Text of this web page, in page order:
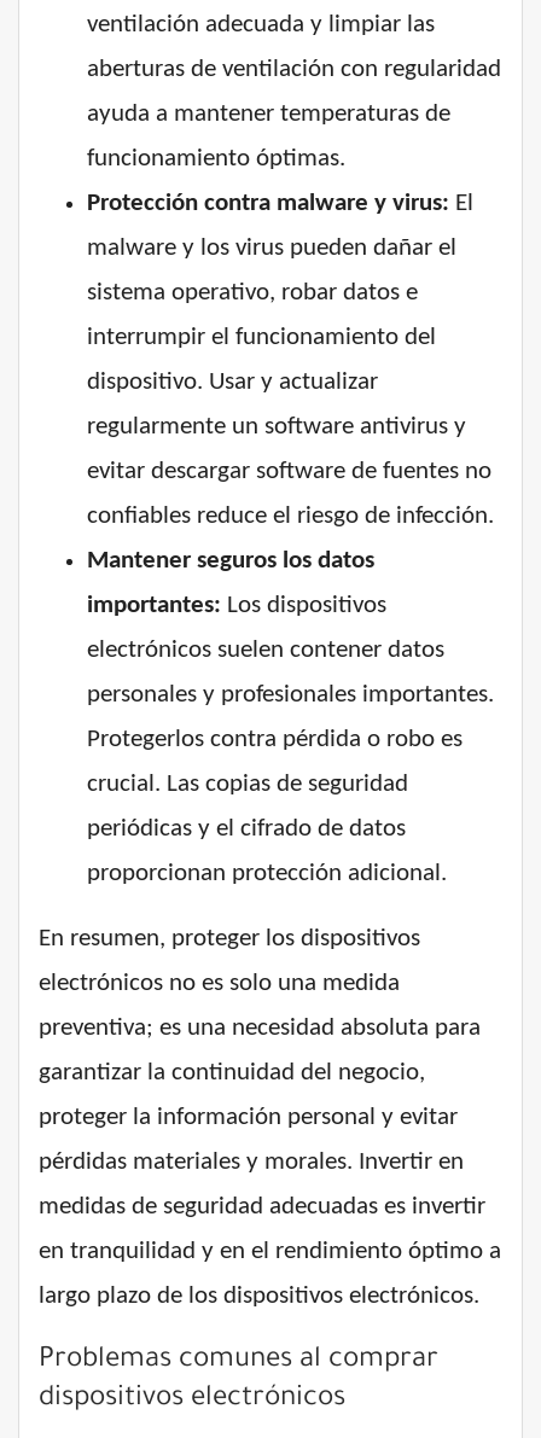
ventilación adecuada y limpiar las
aberturas de ventilación con regularidad
ayuda a mantener temperaturas de
funcionamiento óptimas.
Protección contra malware y virus: El
malware y los virus pueden dañar el
sistema operativo, robar datos e
interrumpir el funcionamiento del
dispositivo. Usar y actualizar
regularmente un software antivirus y
evitar descargar software de fuentes no
confiables reduce el riesgo de infección.
Mantener seguros los datos
importantes: Los dispositivos
electrónicos suelen contener datos
personales y profesionales importantes.
Protegerlos contra pérdida o robo es
crucial. Las copias de seguridad
periódicas y el cifrado de datos
proporcionan protección adicional.
En resumen, proteger los dispositivos
electrónicos no es solo una medida
preventiva; es una necesidad absoluta para
garantizar la continuidad del negocio,
proteger la información personal y evitar
pérdidas materiales y morales. Invertir en
medidas de seguridad adecuadas es invertir
en tranquilidad y en el rendimiento óptimo a
largo plazo de los dispositivos electrónicos.
Problemas comunes al comprar
dispositivos electrónicos